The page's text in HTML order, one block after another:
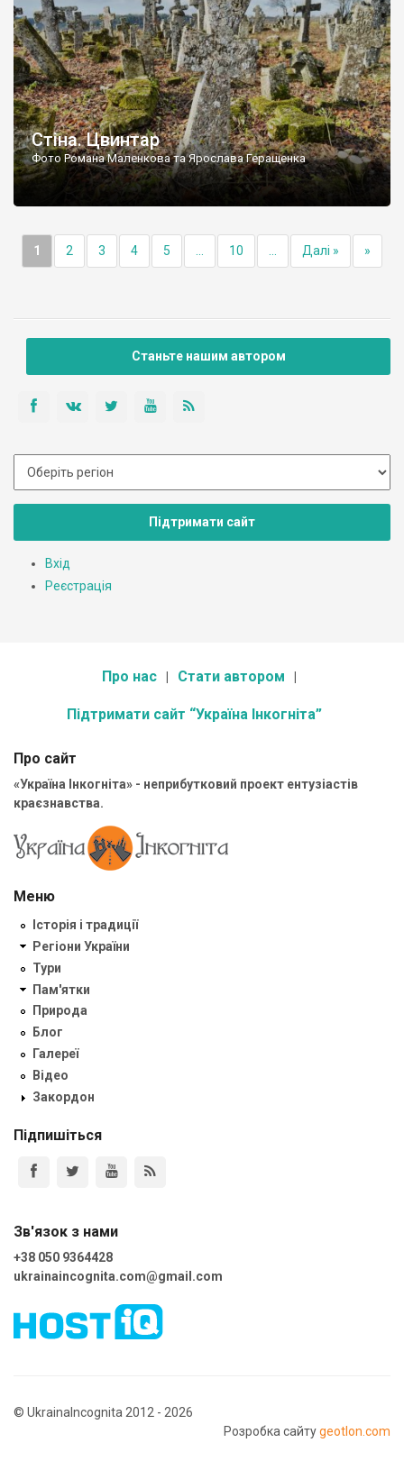
Стіна. Цвинтар
Фото Романа Маленкова та Ярослава Геращенка
1 2 3 4 5 10 Далі » »
Станьте нашим автором
Підтримати сайт
Вхід
Реєстрація
Про нас Стати автором
Підтримати сайт “Україна Інкогніта”
Про сайт
«Україна Інкогніта» - неприбутковий проект ентузіастів
краєзнавства.
Меню
Історія і традиції
Регіони України
Тури
Пам'ятки
Природа
Блог
Галереї
Відео
Закордон
Підпишіться
Зв'язок з нами
+38 050 9364428
ukrainaincognita.com@gmail.com
© UkrainaIncognita 2012 - 2026
Розробка сайтуgeotlon.com